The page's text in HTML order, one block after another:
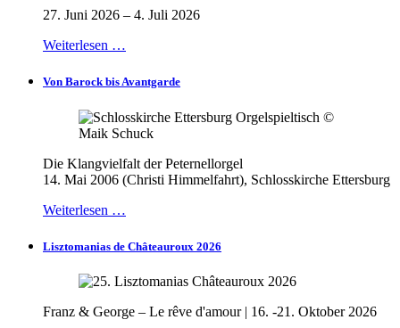
27. Juni 2026 – 4. Juli 2026
Weiterlesen …
Von Barock bis Avantgarde
Die Klangvielfalt der Peternellorgel
14. Mai 2006 (Christi Himmelfahrt), Schlosskirche Ettersburg
Weiterlesen …
Lisztomanias de Châteauroux 2026
Franz & George – Le rêve d'amour | 16. -21. Oktober 2026